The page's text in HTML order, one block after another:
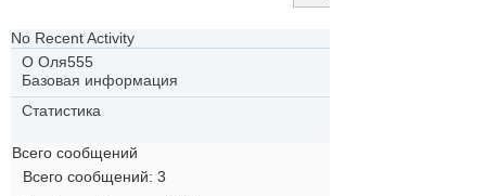
No Recent Activity
О Оля555
Базовая информация
Статистика
Всего сообщений
Всего сообщений 3